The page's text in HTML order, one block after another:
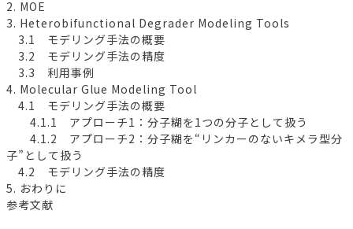
2. MOE
3. Heterobifunctional Degrader Modeling Tools
3.1 モデリング手法の概要
3.2 モデリング手法の精度
3.3 利用事例
4. Molecular Glue Modeling Tool
4.1 モデリング手法の概要
4.1.1 アプローチ1：分子糊を1つの分子として扱う
4.1.2 アプローチ2：分子糊を“リンカーのないキメラ型分
子”として扱う
4.2 モデリング手法の精度
5. おわりに
参考文献